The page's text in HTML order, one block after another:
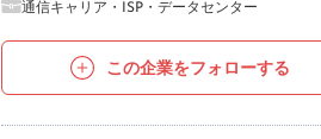
通信キャリア・ISP・データセンター
この企業をフォローする